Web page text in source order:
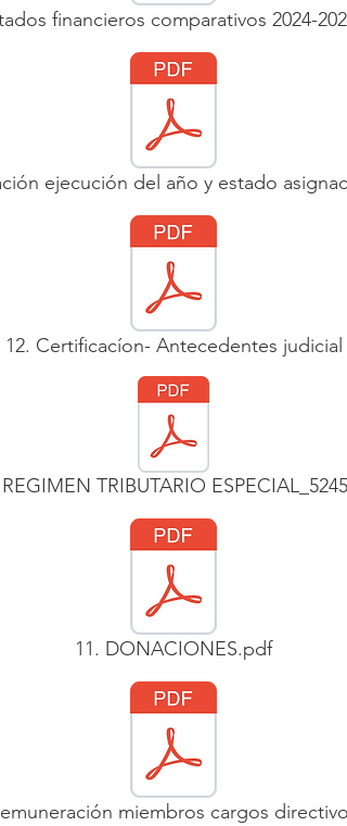
financieros comparativos 2024-
ejecución del año y estado
12. Certificacíon- Antecedentes judicial
TRIBUTARIO
11. DONACIONES.pdf
miembros cargos